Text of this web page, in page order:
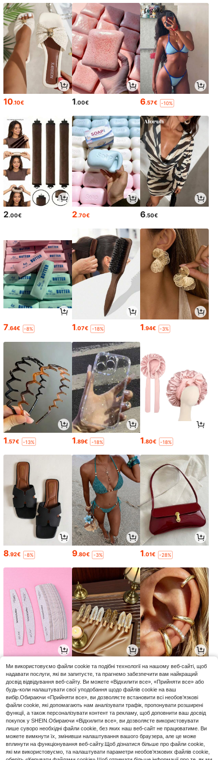
10.10€ 1.00€ 6.57€ -10%
2.00€ 2.70€ 6.50€
7.64€ -8% 1.07€ -18% 1.94€ -3%
1.57€ -13% 1.89€ -18% 1.80€ -18%
8.92€ -8% 9.80€ -3% 1.01€ -28%
1.60€ 1.19€ -1% 2.09€ -5%
Ми використовуємо файли cookie та подібні технології на нашому веб-сайті, щоб
надавати послуги, які ви запитуєте, та прагнемо забезпечити вам найкращий
досвід відвідування веб-сайту. Ви можете «Відхилити все», «Прийняти все» або
будь-коли налаштувати свої уподобання щодо файлів cookie на ваш
вибір.Обираючи «Прийняти все», ви дозволяєте встановити всі необов’язкові
файли cookie, які допомагають нам аналізувати трафік, пропонувати розширені
функції, а також персоналізувати контент та рекламу, щоб доповнити ваш досвід
покупок у SHEIN.Обираючи «Відхилити все», ви дозволяєте використовувати
лише суворо необхідні файли cookie, без яких наш веб-сайт не працюватиме. Ви
можете вимкнути їх, змінивши налаштування вашого браузера, але це може
вплинути на функціонування веб-сайту.Щоб дізнатися більше про файли cookie,
які ми використовуємо, та налаштувати параметри необов’язкових файлів cookie,